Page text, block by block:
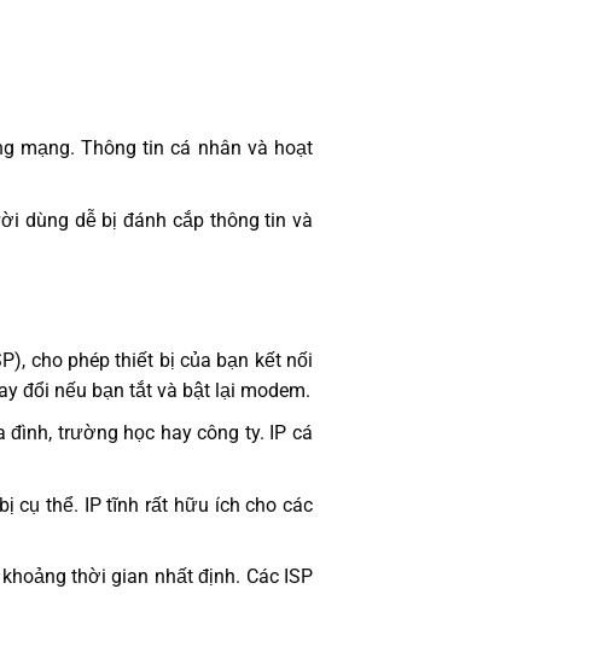
mạng. Thông tin cá nhân và hoạt
dùng dễ bị đánh cắp thông tin và
cho phép thiết bị của bạn kết nối
đổi nếu bạn tắt và bật lại modem.
trường học hay công ty. IP cá
cụ thể. IP tĩnh rất hữu ích cho các
thời gian nhất định. Các ISP